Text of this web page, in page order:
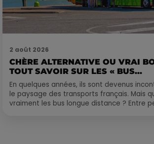
2 août 2026
CHÈRE ALTERNATIVE OU VRAI
TOUT SAVOIR SUR LES « BUS...
En quelques années, ils sont devenus
le paysage des transports français. Mais
vraiment les bus longue distance ? Entre